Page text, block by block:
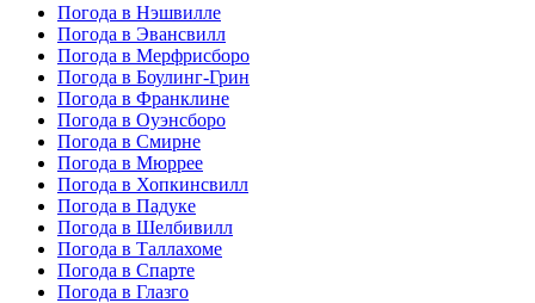
Погода в Нэшвилле
Погода в Эвансвилл
Погода в Мерфрисборо
Погода в Боулинг-Грин
Погода в Франклине
Погода в Оуэнсборо
Погода в Смирне
Погода в Мюррее
Погода в Хопкинсвилл
Погода в Падуке
Погода в Шелбивилл
Погода в Таллахоме
Погода в Спарте
Погода в Глазго